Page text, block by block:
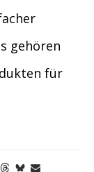
gehören
für